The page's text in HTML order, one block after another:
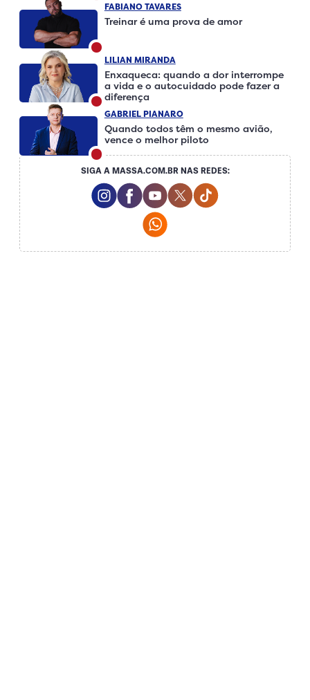
FABIANO TAVARES
Treinar é uma prova de amor
LILIAN MIRANDA
Enxaqueca: quando a dor interrompe
a vida e o autocuidado pode fazer a
diferença
GABRIEL PIANARO
Quando todos têm o mesmo avião,
vence o melhor piloto
SIGA A MASSA.COM.BR NAS REDES:
Instagram Social Media
Facebook Social Media
Youtube Social Media
Twitter Social Media
Tiktok Social
Whatsapp Social Media